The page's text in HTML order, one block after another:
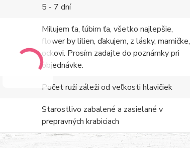
5 - 7 dní
Milujem ťa, ľúbim ťa, všetko najlepšie,
flower by lilien, ďakujem, z lásky, mamičke,
ockovi. Prosím zadajte do poznámky pri
objednávke.
Počet ruží záleží od veľkosti hlavičiek
Starostlivo zabalené a zasielané v
prepravných krabiciach